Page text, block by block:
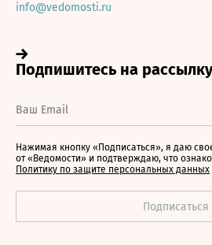
info@vedomosti.ru
Нажимая кнопку «Подписаться», я даю
от «Ведомости» и подтверждаю, что
Политику по защите персональных данных